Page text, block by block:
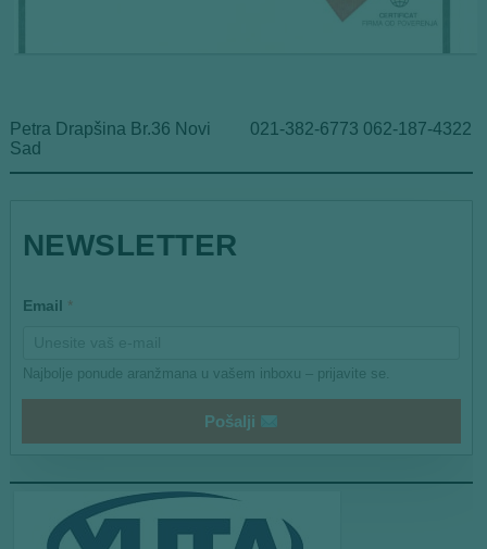
Petra Drapšina Br.36 Novi
Sad
021-382-6773 062-187-4322
E
m
l
NEWSLETTER
Email *
Najbolje ponude aranžmana u vašem inboxu – prijavite se.
Pošalji